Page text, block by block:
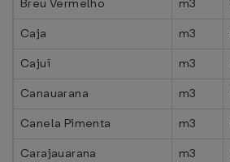
Breu Vermelho
m3
Caja
m3
Cajuí
m3
Canauarana
m3
Canela Pimenta
m3
Carajauarana
m3